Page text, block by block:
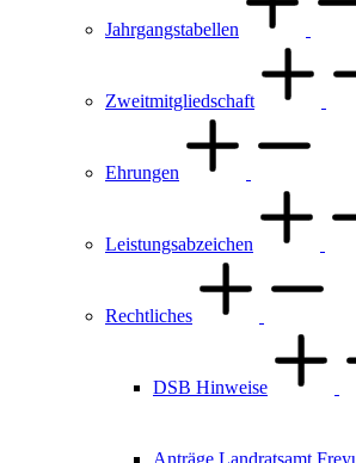
Jahrgangstabellen
Zweitmitgliedschaft
Ehrungen
Leistungsabzeichen
Rechtliches
DSB Hinweise
Anträge Landratsamt